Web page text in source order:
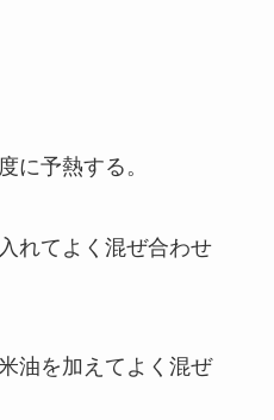
に予熱する。
れてよく混ぜ合わせ
油を加えてよく混ぜ